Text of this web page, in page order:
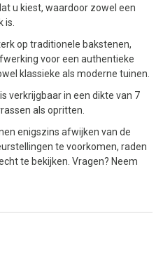
u kiest, waardoor zowel een
is.
op traditionele bakstenen,
voor een authentieke
klassieke als moderne tuinen.
verkrijgbaar in een dikte van 7
als opritten.
enigszins afwijken van de
te voorkomen, raden
te bekijken. Vragen? Neem